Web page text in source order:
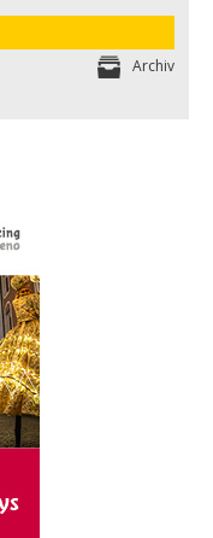
Archiv